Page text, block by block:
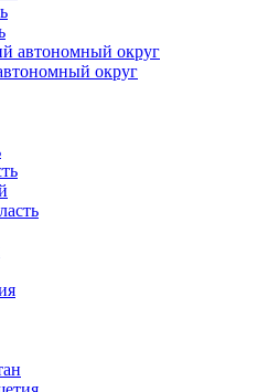
автономный округ
округ